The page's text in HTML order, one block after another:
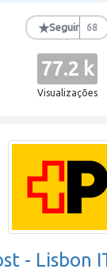
★Seguir 68
77.2 k
Visualizações
- Lisbon